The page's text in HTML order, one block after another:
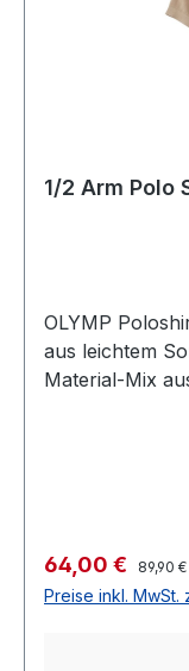
1/2 Arm Polo
OLYMP
aus leichtem
Material-Mix
produziert30°
531272Farbe: 21
Verkaufspreis:
64,00 € 89,90 €
Preise inkl. MwSt.